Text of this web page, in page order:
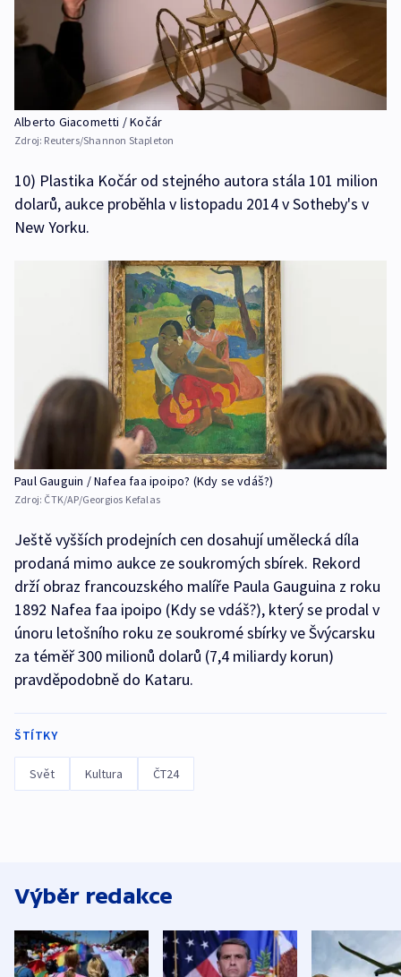
Alberto Giacometti / Kočár
Zdroj: Reuters/Shannon Stapleton
10) Plastika Kočár od stejného autora stála 101 milion
dolarů, aukce proběhla v listopadu 2014 v Sotheby's v
New Yorku.
Paul Gauguin / Nafea faa ipoipo? (Kdy se vdáš?)
Zdroj: ČTK/AP/Georgios Kefalas
Ještě vyšších prodejních cen dosahují umělecká díla
prodaná mimo aukce ze soukromých sbírek. Rekord
drží obraz francouzského malíře Paula Gauguina z roku
1892 Nafea faa ipoipo (Kdy se vdáš?), který se prodal v
únoru letošního roku ze soukromé sbírky ve Švýcarsku
za téměř 300 milionů dolarů (7,4 miliardy korun)
pravděpodobně do Kataru.
ŠTÍTKY
Svět Kultura ČT24
Výběr redakce